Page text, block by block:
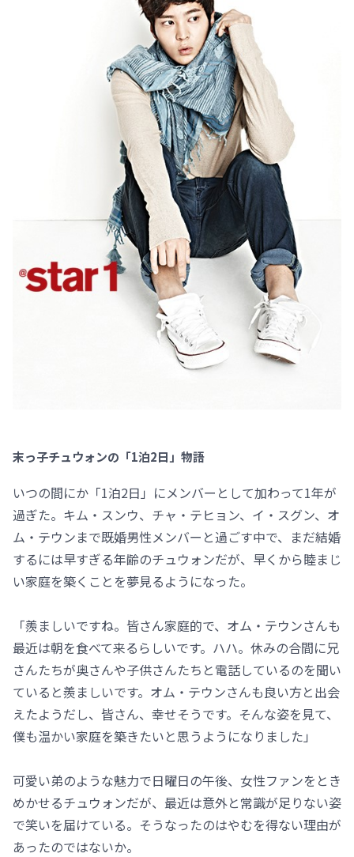
末っ子チュウォンの「1泊2日」物語
いつの間にか「1泊2日」にメンバーとして加わって1年が
過ぎた。キム・スンウ、チャ・テヒョン、イ・スグン、オ
ム・テウンまで既婚男性メンバーと過ごす中で、まだ結婚
するには早すぎる年齢のチュウォンだが、早くから睦まじ
い家庭を築くことを夢見るようになった。
「羨ましいですね。皆さん家庭的で、オム・テウンさんも
最近は朝を食べて来るらしいです。ハハ。休みの合間に兄
さんたちが奥さんや子供さんたちと電話しているのを聞い
ていると羨ましいです。オム・テウンさんも良い方と出会
えたようだし、皆さん、幸せそうです。そんな姿を見て、
僕も温かい家庭を築きたいと思うようになりました」
可愛い弟のような魅力で日曜日の午後、女性ファンをとき
めかせるチュウォンだが、最近は意外と常識が足りない姿
で笑いを届けている。そうなったのはやむを得ない理由が
あったのではないか。